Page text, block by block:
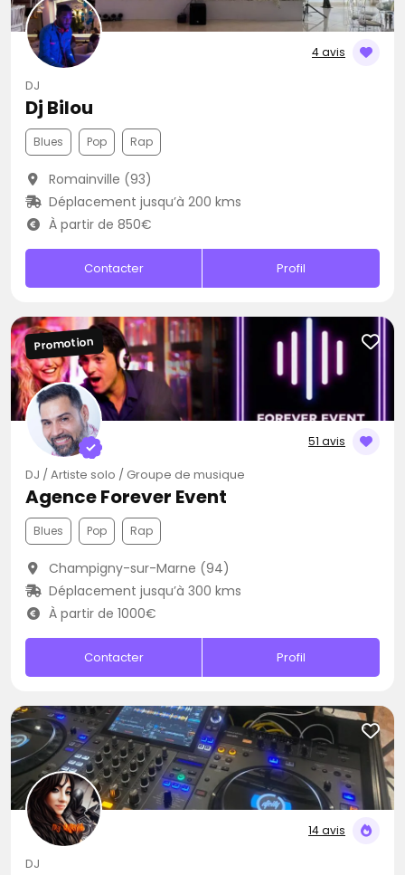
4 avis
DJ
Dj Bilou
Blues Pop Rap
Romainville (93)
Déplacement jusqu’à 200 kms
À partir de 850€
Contacter Profil
51 avis
Promotion
DJ / Artiste solo / Groupe de musique
Agence Forever Event
Blues Pop Rap
Champigny-sur-Marne (94)
Déplacement jusqu’à 300 kms
À partir de 1000€
Contacter Profil
14 avis
DJ